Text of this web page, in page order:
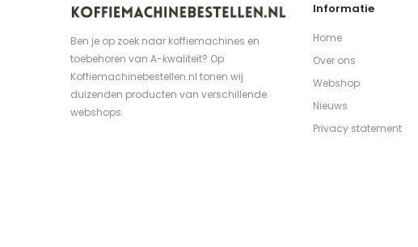
Ben je op zoek naar koffiemachines en
toebehoren van A-kwaliteit? Op
Koffiemachinebestellen.nl tonen wij
duizenden producten van verschillende
webshops.
Informatie
Home
Over ons
Webshop
Nieuws
Privacy statement